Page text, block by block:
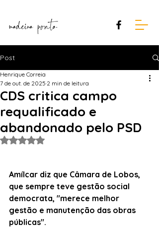
Post
CDS critica campo
requalificado e
abandonado pelo PSD
Henrique Correia
7 de out. de 2025 2 min de leitura
Avaliado com NaN de 5 estrelas.
Amílcar diz que Câmara de Lobos,
que sempre teve gestão social
democrata, "merece melhor
gestão e manutenção das obras
públicas".